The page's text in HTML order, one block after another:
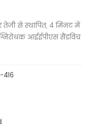
से स्थापित, 4 मिनट में
आईईपीएस सैंडविच
416